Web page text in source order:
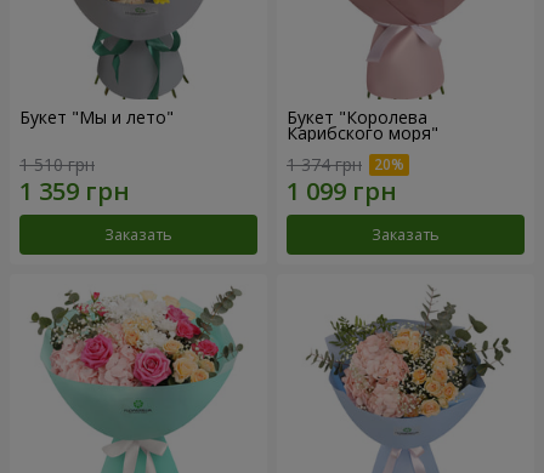
Букет "Мы и лето"
1 510 грн
Заказать
Букет "Королева
Карибского моря"
1 374 грн
Заказать